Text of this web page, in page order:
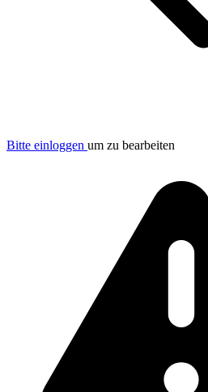
Bitte einloggen um zu bearbeiten